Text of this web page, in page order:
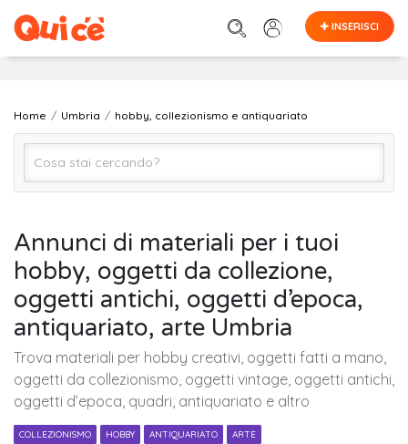
INSERISCI
Home Umbria hobby, collezionismo e antiquariato
UMBRIA (regione)
Cerca
Annunci di materiali per i tuoi
hobby, oggetti da collezione,
oggetti antichi, oggetti d’epoca,
antiquariato, arte Umbria
Trova materiali per hobby creativi, oggetti fatti a mano,
oggetti da collezionismo, oggetti vintage, oggetti antichi,
oggetti d’epoca, quadri, antiquariato e altro
COLLEZIONISMO HOBBY ANTIQUARIATO ARTE